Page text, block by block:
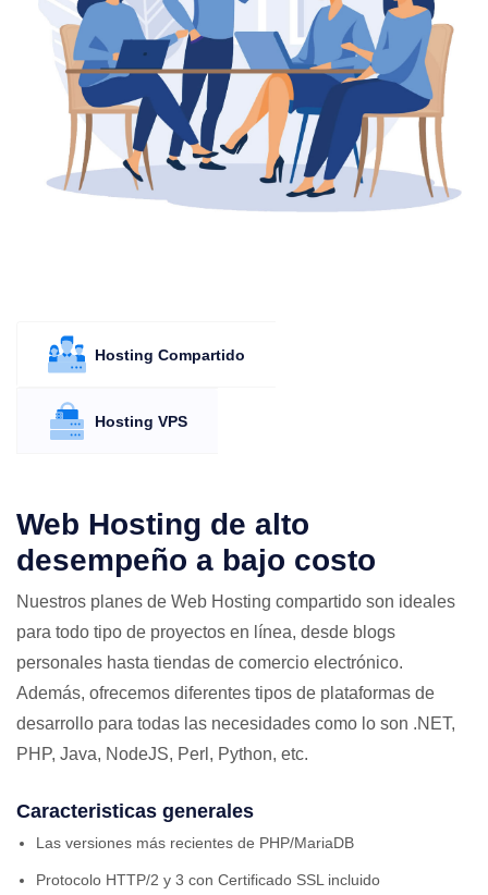
Hosting Compartido
Hosting VPS
Web Hosting de alto
desempeño a bajo costo
Nuestros planes de Web Hosting compartido son ideales
para todo tipo de proyectos en línea, desde blogs
personales hasta tiendas de comercio electrónico.
Además, ofrecemos diferentes tipos de plataformas de
desarrollo para todas las necesidades como lo son .NET,
PHP, Java, NodeJS, Perl, Python, etc.
Caracteristicas generales
Las versiones más recientes de PHP/MariaDB
Protocolo HTTP/2 y 3 con Certificado SSL incluido